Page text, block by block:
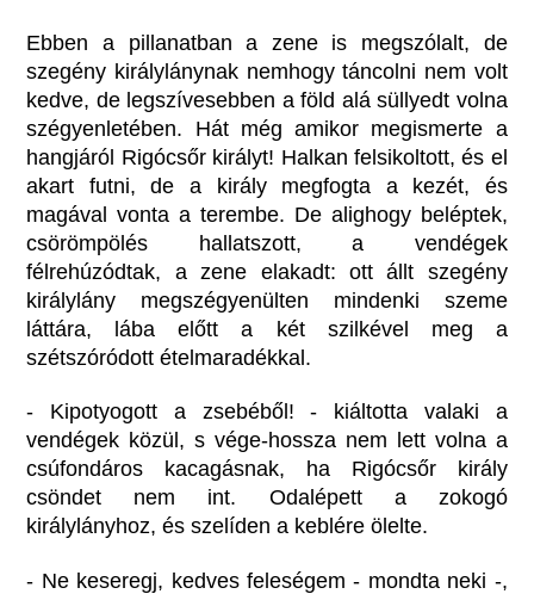
Ebben a pillanatban a zene is megszólalt, de
szegény királylánynak nemhogy táncolni nem volt
kedve, de legszívesebben a föld alá süllyedt volna
szégyenletében. Hát még amikor megismerte a
hangjáról Rigócsőr királyt! Halkan felsikoltott, és el
akart futni, de a király megfogta a kezét, és
magával vonta a terembe. De alighogy beléptek,
csörömpölés hallatszott, a vendégek
félrehúzódtak, a zene elakadt: ott állt szegény
királylány megszégyenülten mindenki szeme
láttára, lába előtt a két szilkével meg a
szétszóródott ételmaradékkal.
- Kipotyogott a zsebéből! - kiáltotta valaki a
vendégek közül, s vége-hossza nem lett volna a
csúfondáros kacagásnak, ha Rigócsőr király
csöndet nem int. Odalépett a zokogó
királylányhoz, és szelíden a keblére ölelte.
- Ne keseregj, kedves feleségem - mondta neki -,